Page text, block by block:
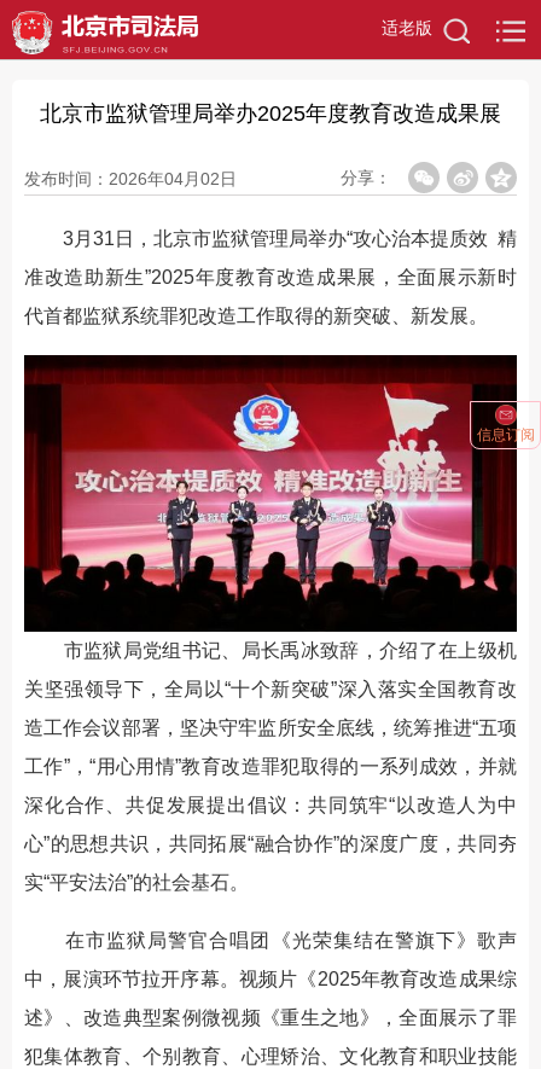
适老版
信息订阅
北京市监狱管理局举办2025年度教育改造成果展
发布时间：2026年04月02日 分享：
3月31日，北京市监狱管理局举办“攻心治本提质效 精
准改造助新生”2025年度教育改造成果展，全面展示新时
代首都监狱系统罪犯改造工作取得的新突破、新发展。
市监狱局党组书记、局长禹冰致辞，介绍了在上级机
关坚强领导下，全局以“十个新突破”深入落实全国教育改
造工作会议部署，坚决守牢监所安全底线，统筹推进“五项
工作”，“用心用情”教育改造罪犯取得的一系列成效，并就
深化合作、共促发展提出倡议：共同筑牢“以改造人为中
心”的思想共识，共同拓展“融合协作”的深度广度，共同夯
实“平安法治”的社会基石。
在市监狱局警官合唱团《光荣集结在警旗下》歌声
中，展演环节拉开序幕。视频片《2025年教育改造成果综
述》、改造典型案例微视频《重生之地》，全面展示了罪
犯集体教育、个别教育、心理矫治、文化教育和职业技能